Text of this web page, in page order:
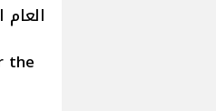
العام المُقبل 2026 بينما سيتم
the